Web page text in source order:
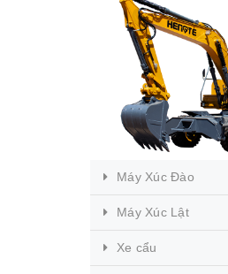
Máy Xúc Đào
Máy Xúc Lật
Xe cẩu